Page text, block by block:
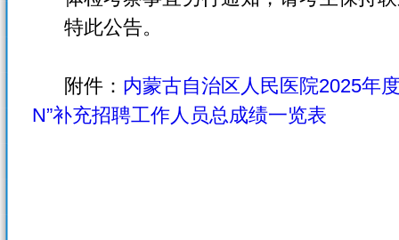
特此公告。
附件： 内蒙古自治区人民医院2025年
N”补充招聘工作人员总成绩一览表